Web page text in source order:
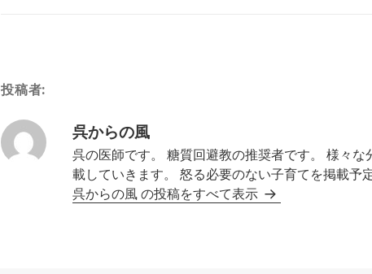
投稿者:
呉からの風
呉の医師です。 糖質回避教の推奨者です。 様々な
載していきます。 怒る必要のない子育てを掲載予定
呉からの風 の投稿をすべて表示